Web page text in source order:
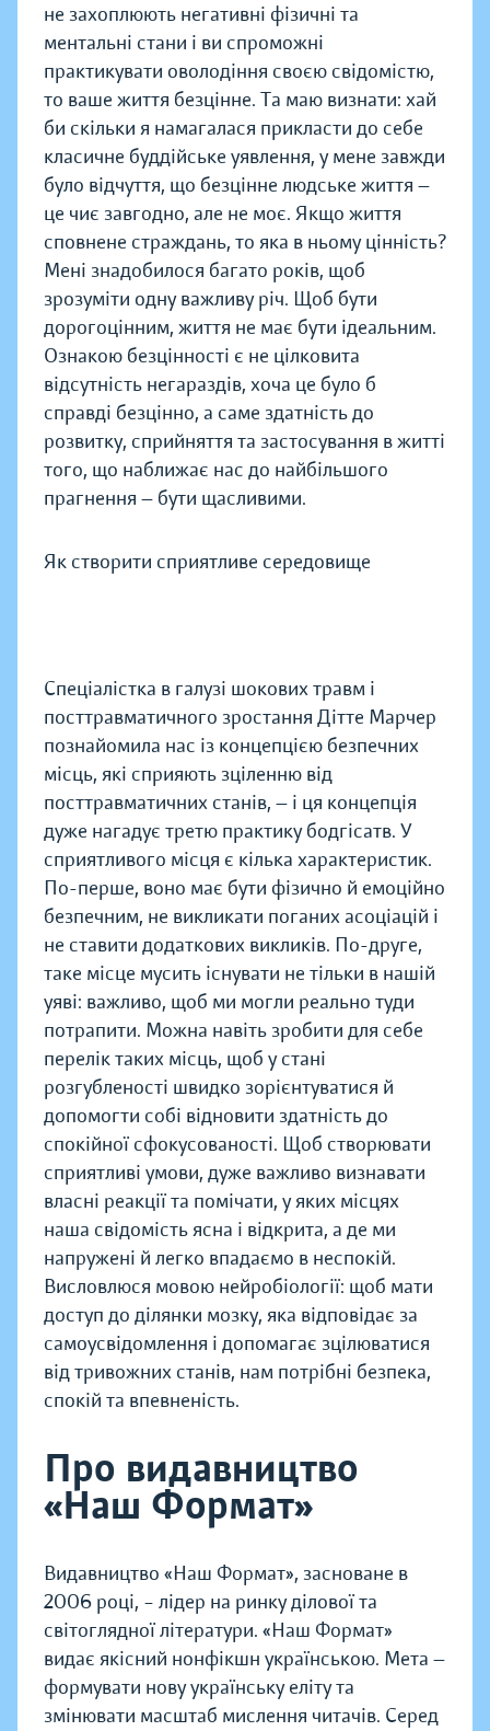
не захоплюють негативні фізичні та
ментальні стани і ви спроможні
практикувати оволодіння своєю свідомістю,
то ваше життя безцінне. Та маю визнати: хай
би скільки я намагалася прикласти до себе
класичне буддійське уявлення, у мене завжди
було відчуття, що безцінне людське життя —
це чиє завгодно, але не моє. Якщо життя
сповнене страждань, то яка в ньому цінність?
Мені знадобилося багато років, щоб
зрозуміти одну важливу річ. Щоб бути
дорогоцінним, життя не має бути ідеальним.
Ознакою безцінності є не цілковита
відсутність негараздів, хоча це було б
справді безцінно, а саме здатність до
розвитку, сприйняття та застосування в житті
того, що наближає нас до найбільшого
прагнення — бути щасливими.
Як створити сприятливе середовище
Спеціалістка в галузі шокових травм і
посттравматичного зростання Дітте Марчер
познайомила нас із концепцією безпечних
місць, які сприяють зціленню від
посттравматичних станів, — і ця концепція
дуже нагадує третю практику бодгісатв. У
сприятливого місця є кілька характеристик.
По-перше, воно має бути фізично й емоційно
безпечним, не викликати поганих асоціацій і
не ставити додаткових викликів. По-друге,
таке місце мусить існувати не тільки в нашій
уяві: важливо, щоб ми могли реально туди
потрапити. Можна навіть зробити для себе
перелік таких місць, щоб у стані
розгубленості швидко зорієнтуватися й
допомогти собі відновити здатність до
спокійної сфокусованості. Щоб створювати
сприятливі умови, дуже важливо визнавати
власні реакції та помічати, у яких місцях
наша свідомість ясна і відкрита, а де ми
напружені й легко впадаємо в неспокій.
Висловлюся мовою нейробіології: щоб мати
доступ до ділянки мозку, яка відповідає за
самоусвідомлення і допомагає зцілюватися
від тривожних станів, нам потрібні безпека,
спокій та впевненість.
Про видавництво
«Наш Формат»
Видавництво «Наш Формат», засноване в
2006 році, – лідер на ринку ділової та
світоглядної літератури. «Наш Формат»
видає якісний нонфікшн українською. Мета —
формувати нову українську еліту та
змінювати масштаб мислення читачів. Серед